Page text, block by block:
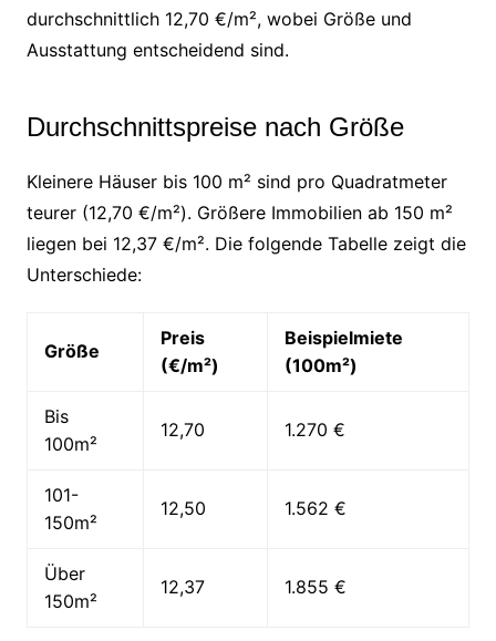
durchschnittlich 12,70 €/m², wobei Größe und
Ausstattung entscheidend sind.
Durchschnittspreise nach Größe
Kleinere Häuser bis 100 m² sind pro Quadratmeter
teurer (12,70 €/m²). Größere Immobilien ab 150 m²
liegen bei 12,37 €/m². Die folgende Tabelle zeigt die
Unterschiede:
Größe
Preis
(€/m²)
Beispielmiete
(100m²)
Bis
100m²
12,70 1.270 €
101-
150m²
12,50 1.562 €
Über
150m²
12,37 1.855 €